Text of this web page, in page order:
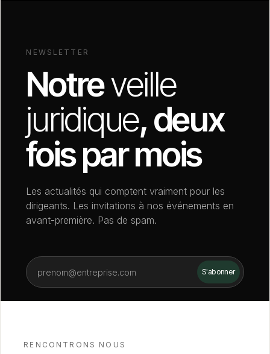
NEWSLETTER
Notreveille
juridique, deux
fois par mois
Les actualités qui comptent vraiment pour les
dirigeants. Les invitations à nos événements en
avant-première. Pas de spam.
RENCONTRONS NOUS